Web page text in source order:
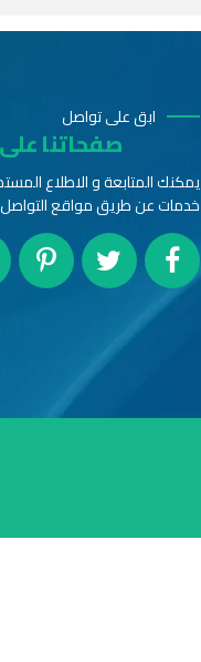
ابق على تواصل
صفحاتنا
يمكنك المتابعة و الاطلاع
خدمات عن طريق مواقع التواصل